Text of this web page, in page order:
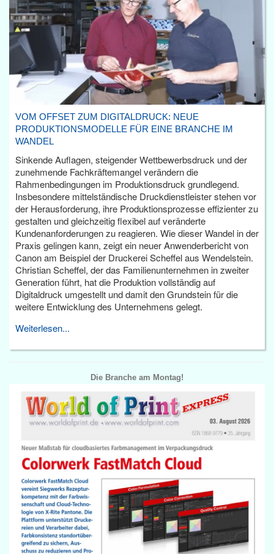
VOM OFFSET ZUM DIGITALDRUCK: NEUE
PRODUKTIONSMODELLE FÜR EINE BRANCHE IM
WANDEL
Sinkende Auflagen, steigender Wettbewerbsdruck und der
zunehmende Fachkräftemangel verändern die
Rahmenbedingungen im Produktionsdruck grundlegend.
Insbesondere mittelständische Druckdienstleister stehen vor
der Herausforderung, ihre Produktionsprozesse effizienter zu
gestalten und gleichzeitig flexibel auf veränderte
Kundenanforderungen zu reagieren. Wie dieser Wandel in der
Praxis gelingen kann, zeigt ein neuer Anwenderbericht von
Canon am Beispiel der Druckerei Scheffel aus Wendelstein.
Christian Scheffel, der das Familienunternehmen in zweiter
Generation führt, hat die Produktion vollständig auf
Digitaldruck umgestellt und damit den Grundstein für die
weitere Entwicklung des Unternehmens gelegt.
Weiterlesen...
Die Branche am Montag!